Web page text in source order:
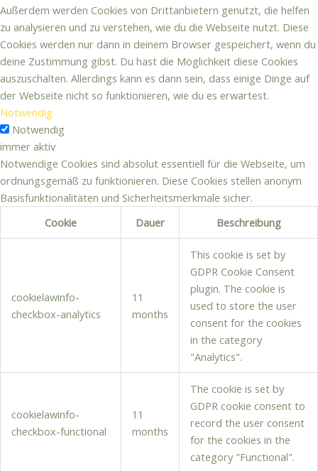
Außerdem werden Cookies von Drittanbietern genutzt, die helfen
zu analysieren und zu verstehen, wie du die Webseite nutzt. Diese
Cookies werden nur dann in deinem Browser gespeichert, wenn du
deine Zustimmung gibst. Du hast die Möglichkeit diese Cookies
auszuschalten. Allerdings kann es dann sein, dass einige Dinge auf
der Webseite nicht so funktionieren, wie du es erwartest.
Notwendig
Notwendig
immer aktiv
Notwendige Cookies sind absolut essentiell für die Webseite, um
ordnungsgemäß zu funktionieren. Diese Cookies stellen anonym
Basisfunktionalitäten und Sicherheitsmerkmale sicher.
Cookie
Dauer Beschreibung
cookielawinfo-
checkbox-analytics
11
months
This cookie is set by
GDPR Cookie Consent
plugin. The cookie is
used to store the user
consent for the cookies
in the category
"Analytics".
cookielawinfo-
checkbox-functional
11
months
The cookie is set by
GDPR cookie consent to
record the user consent
for the cookies in the
category "Functional".